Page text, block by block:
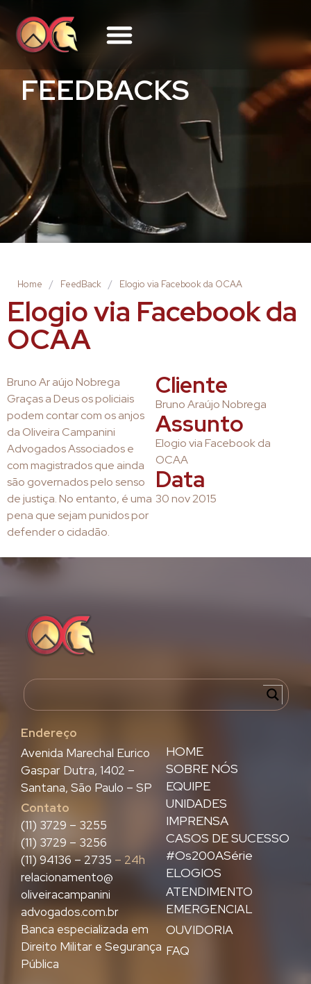
FEEDBACKS
Home / FeedBack / Elogio via Facebook da OCAA
Elogio via Facebook da
OCAA
Bruno Ar aújo Nobrega
Graças a Deus os policiais
podem contar com os anjos
da Oliveira Campanini
Advogados Associados e
com magistrados que ainda
são governados pelo senso
de justiça. No entanto, é uma
pena que sejam punidos por
defender o cidadão.
Cliente
Bruno Araújo Nobrega
Assunto
Elogio via Facebook da
OCAA
Data
30 nov 2015
Endereço
HOME
SOBRE NÓS
EQUIPE
UNIDADES
IMPRENSA
CASOS DE SUCESSO
#Os200ASérie
ELOGIOS
ATENDIMENTO
EMERGENCIAL
OUVIDORIA
FAQ
Avenida Marechal Eurico
Gaspar Dutra, 1402 –
Santana, São Paulo – SP
Contato
(11) 3729 – 3255
(11) 3729 – 3256
(11) 94136 – 2735 – 24h
relacionamento@
oliveiracampanini
advogados.com.br
Banca especializada em
Direito Militar e Segurança
Pública